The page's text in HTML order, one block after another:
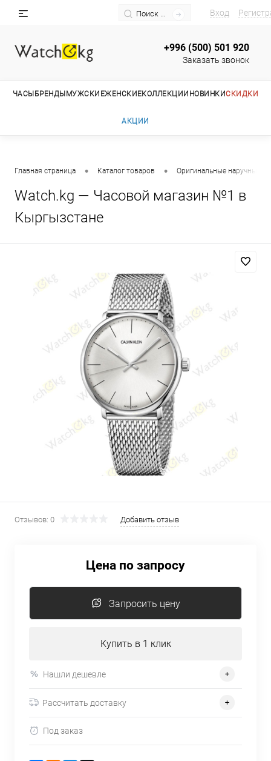
Вход
+996 (500) 501 920
Заказать звонок
ЧАСЫ БРЕНДЫ МУЖСКИЕЖЕНСКИЕКОЛЛЕКЦИИ НОВИНКИСКИДКИ
АКЦИИ
Главная страница • Каталог товаров • Оригинальные наручные
Watch.kg — Часовой магазин №1 в
Кыргызстане
Отзывов: 0 Добавить отзыв
Цена по запросу
Запросить цену
Купить в 1 клик
Нашли дешевле
Рассчитать доставку
Под заказ